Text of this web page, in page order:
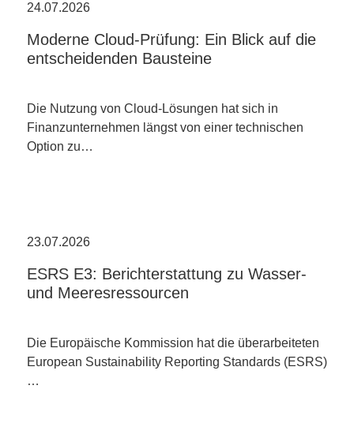
24.07.2026
Moderne Cloud-Prüfung: Ein Blick auf die
entscheidenden Bausteine
Die Nutzung von Cloud-Lösungen hat sich in
Finanzunternehmen längst von einer technischen
Option zu…
23.07.2026
ESRS E3: Berichterstattung zu Wasser-
und Meeresressourcen
Die Europäische Kommission hat die überarbeiteten
European Sustainability Reporting Standards (ESRS)
…